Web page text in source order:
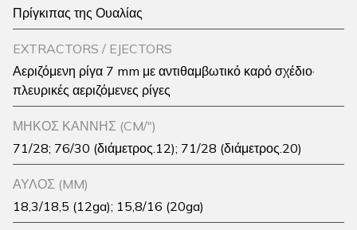
Πρίγκιπας της Ουαλίας
EXTRACTORS / EJECTORS
Αεριζόμενη ρίγα 7 mm με αντιθαμβωτικό καρό σχέδιο·
πλευρικές αεριζόμενες ρίγες
ΜΉΚΟΣ ΚΆΝΝΗΣ (CM/")
71/28; 76/30 (διάμετρος.12); 71/28 (διάμετρος.20)
ΑΥΛΟΣ (MM)
18,3/18,5 (12ga); 15,8/16 (20ga)